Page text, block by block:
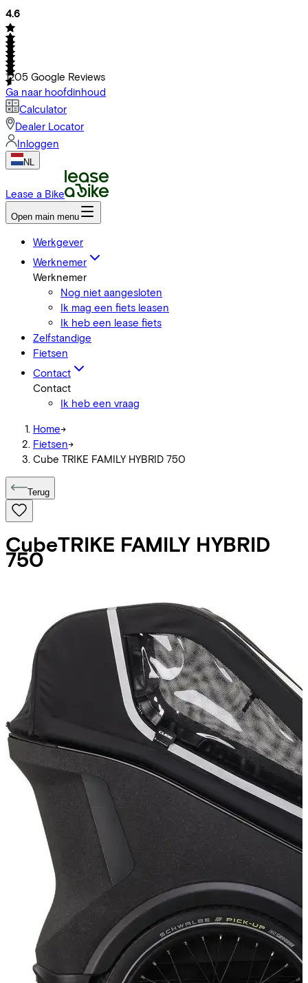
4.6
1205 Google Reviews
Ga naar hoofdinhoud
Calculator
Dealer Locator
Inloggen
NL
Lease a Bike
Open main menu
Werkgever
Werknemer
Werknemer
Nog niet aangesloten
Ik mag een fiets leasen
Ik heb een lease fiets
Zelfstandige
Fietsen
Contact
Contact
Ik heb een vraag
Home->
Fietsen->
Cube TRIKE FAMILY HYBRID 750
Terug
CubeTRIKE FAMILY HYBRID
750